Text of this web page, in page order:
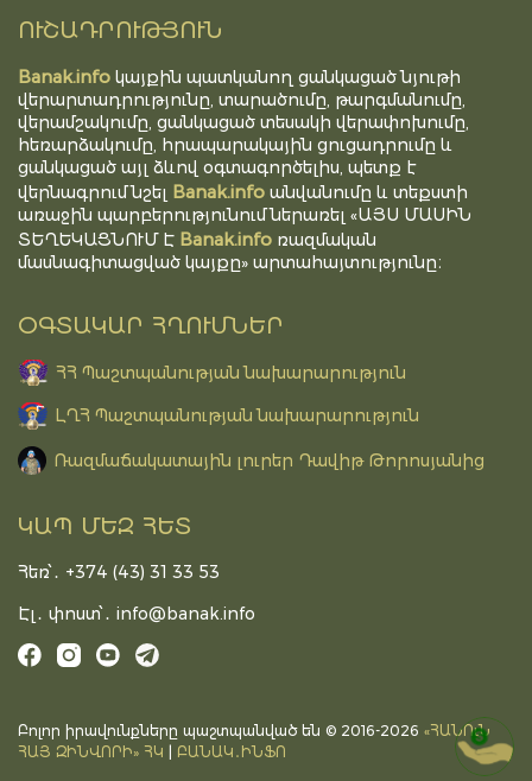
ՈՒՇԱԴՐՈՒԹՅՈՒՆ
Banak.info կայքին պատկանող ցանկացած նյութի
վերարտադրությունը, տարածումը, թարգմանումը,
վերամշակումը, ցանկացած տեսակի վերափոխումը,
հեռարձակումը, հրապարակային ցուցադրումը և
ցանկացած այլ ձևով օգտագործելիս, պետք է
վերնագրում նշել Banak.info անվանումը և տեքստի
առաջին պարբերությունում ներառել «ԱՅՍ ՄԱՍԻՆ
ՏԵՂԵԿԱՑՆՈՒՄ Է Banak.info ռազմական
մասնագիտացված կայքը» արտահայտությունը։
ՕԳՏԱԿԱՐ ՀՂՈՒՄՆԵՐ
ՀՀ Պաշտպանության նախարարություն
ԼՂՀ Պաշտպանության նախարարություն
Ռազմաճակատային լուրեր Դավիթ Թորոսյանից
ԿԱՊ ՄԵԶ ՀԵՏ
Հեռ՝․ +374 (43) 31 33 53
Էլ․ փոստ՝․ info@banak.info
Բոլոր իրավունքները պաշտպանված են © 2016-2026 «ՀԱՆՈւՆ
ՀԱՅ ԶԻՆՎՈՐԻ» ՀԿ
ԲԱՆԱԿ․ԻՆՖՈ